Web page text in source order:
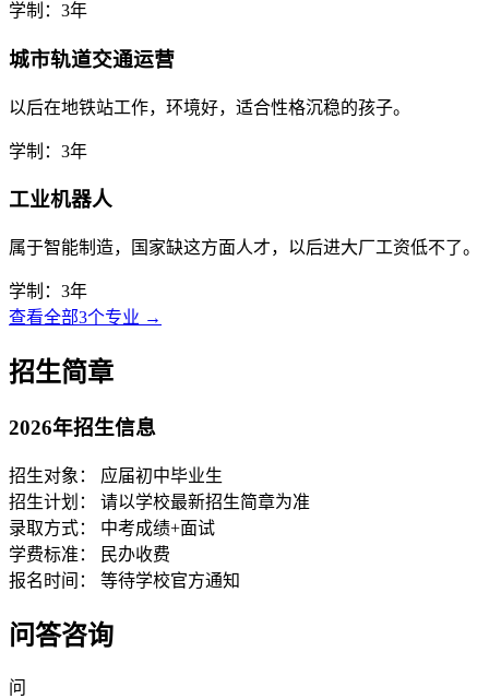
学制：3年
城市轨道交通运营
以后在地铁站工作，环境好，适合性格沉稳的孩子。
学制：3年
工业机器人
属于智能制造，国家缺这方面人才，以后进大厂工资低不了。
学制：3年
查看全部3个专业 →
招生简章
2026年招生信息
招生对象：
应届初中毕业生
招生计划：
请以学校最新招生简章为准
录取方式：
中考成绩+面试
学费标准：
民办收费
报名时间：
等待学校官方通知
问答咨询
问